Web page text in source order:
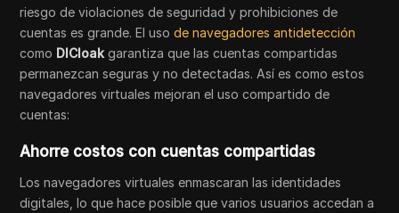
riesgo de violaciones de seguridad y prohibiciones de
cuentas es grande. El usode navegadores antidetección
como DICloak garantiza que las cuentas compartidas
permanezcan seguras y no detectadas. Así es como estos
navegadores virtuales mejoran el uso compartido de
cuentas:
Ahorre costos con cuentas compartidas
Los navegadores virtuales enmascaran las identidades
digitales, lo que hace posible que varios usuarios accedan a